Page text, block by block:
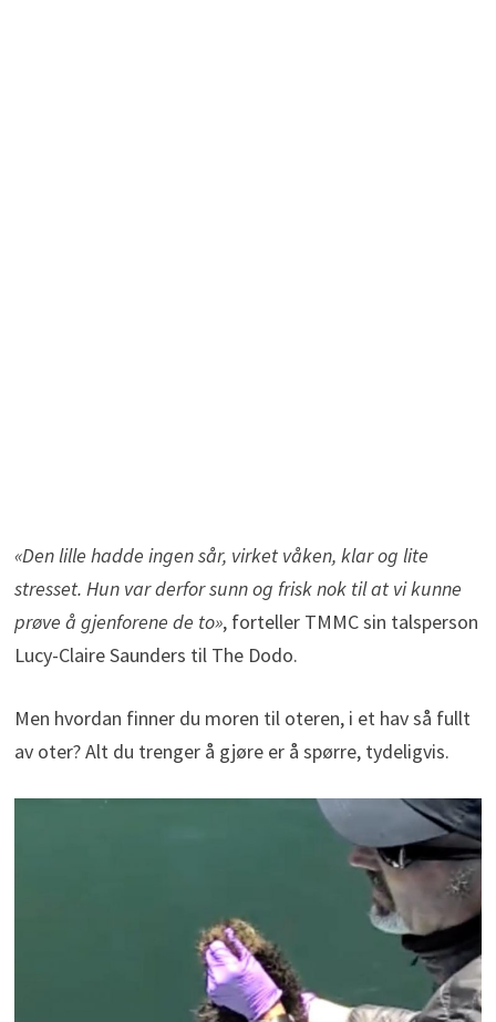
«Den lille hadde ingen sår, virket våken, klar og lite
stresset. Hun var derfor sunn og frisk nok til at vi kunne
prøve å gjenforene de to», forteller TMMC sin talsperson
Lucy-Claire Saunders til The Dodo.
Men hvordan finner du moren til oteren, i et hav så fullt
av oter? Alt du trenger å gjøre er å spørre, tydeligvis.